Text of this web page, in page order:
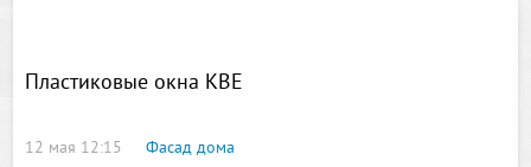
Пластиковые окна KBE
12 мая 12:15
Фасад дома